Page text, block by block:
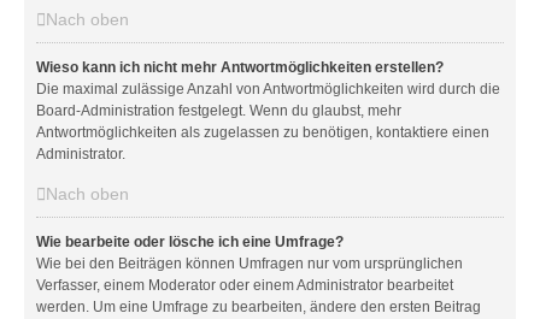
Nach oben
Wieso kann ich nicht mehr Antwortmöglichkeiten erstellen?
Die maximal zulässige Anzahl von Antwortmöglichkeiten wird durch die
Board-Administration festgelegt. Wenn du glaubst, mehr
Antwortmöglichkeiten als zugelassen zu benötigen, kontaktiere einen
Administrator.
Nach oben
Wie bearbeite oder lösche ich eine Umfrage?
Wie bei den Beiträgen können Umfragen nur vom ursprünglichen
Verfasser, einem Moderator oder einem Administrator bearbeitet
werden. Um eine Umfrage zu bearbeiten, ändere den ersten Beitrag